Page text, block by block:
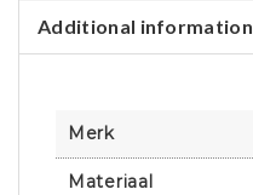
Additional information
Merk
Materiaal